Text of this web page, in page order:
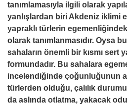
tanımlamasıyla ilgili olarak
yanlışlardan biri Akdeniz iklimi
yapraklı türlerin
olarak tanımlanmasıdır. Oysa
sahaların önemli bir kısmı sert
formundadır. Bu sahalara
incelendiğinde çoğunluğunun
türlerden olduğu, çalılık
da aslında otlatma, yakacak